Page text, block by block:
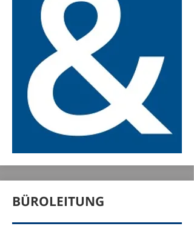
BÜROLEITUNG